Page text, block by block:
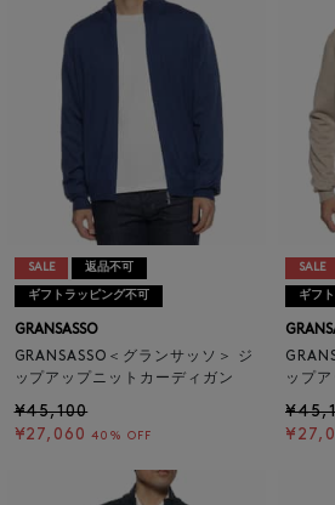
SALE 返品不可
ギフトラッピング不可
GRANSASSO
GRANSASSO＜グランサッソ＞ ジ
ップアップニットカーディガン
¥45,100
¥27,060 40% OFF
SALE
ギフ
ップ